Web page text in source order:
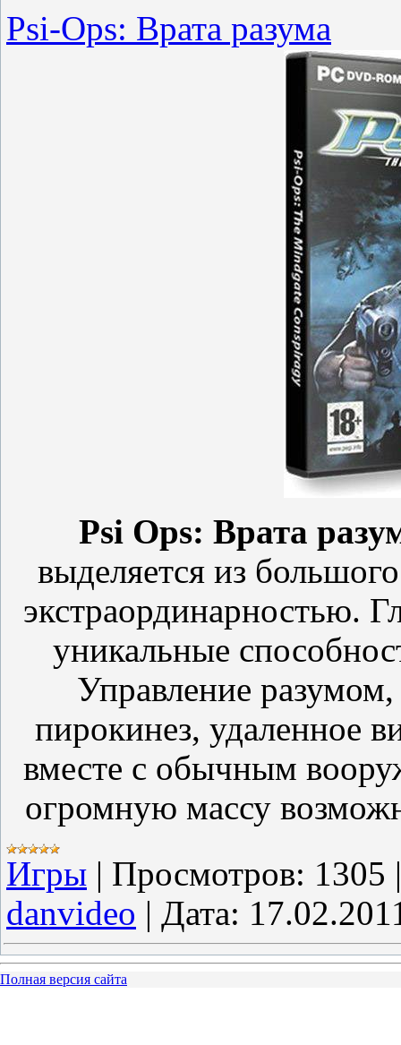
Psi-Ops: Врата разума
Psi Ops: Врата
выделяется из
экстраординарностью.
уникальные
Управление
пирокинез, удаленное
вместе с обычным
огромную массу
Игры | Просмотров: 1305
danvideo | Дата:
Полная версия сайта